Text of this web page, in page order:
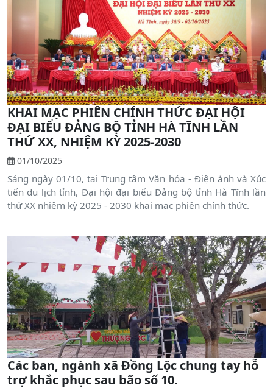
KHAI MẠC PHIÊN CHÍNH THỨC ĐẠI HỘI
ĐẠI BIỂU ĐẢNG BỘ TỈNH HÀ TĨNH LẦN
THỨ XX, NHIỆM KỲ 2025-2030
01/10/2025
Sáng ngày 01/10, tại Trung tâm Văn hóa - Điện ảnh và Xúc
tiến du lịch tỉnh, Đại hội đại biểu Đảng bộ tỉnh Hà Tĩnh lần
thứ XX nhiệm kỳ 2025 - 2030 khai mạc phiên chính thức.
Các ban, ngành xã Đồng Lộc chung tay hỗ
trợ khắc phục sau bão số 10.